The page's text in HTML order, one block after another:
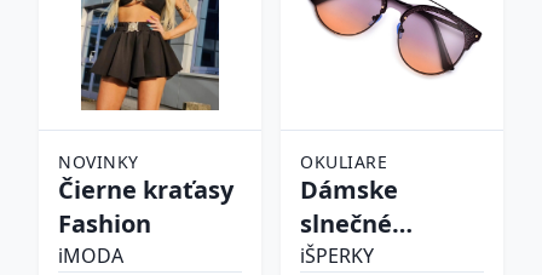
NOVINKY
Čierne kraťasy
Fashion
iMODA
OKULIARE
Dámske
slnečné
okuliare
iŠPERKY